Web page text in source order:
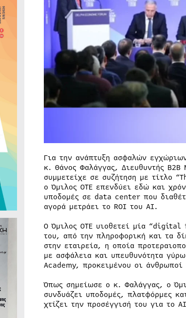
Για την ανάπτυξη ασφαλών
κ. Θάνος Φαλάγγας, Διευθυντής
συμμετείχε σε συζήτηση με τίτλο
ο Όμιλος ΟΤΕ επενδύει εδώ και
υποδομές σε data center που
αγορά μετράει το ROI του AI.
Ο Όμιλος ΟΤΕ υιοθετεί μία “digital
του, από την πληροφορική και τα
στην εταιρεία, η οποία
με ασφάλεια και υπευθυνότητα
Academy, προκειμένου οι
Όπως σημείωσε ο κ. Φαλάγγας, ο
συνδυάζει υποδομές, πλατφόρμες
χτίζει την προσέγγισή του για το